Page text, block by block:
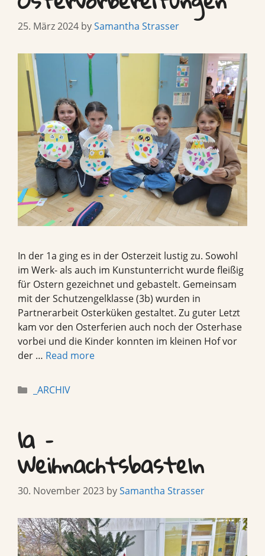
25. März 2024 bySamantha Strasser
In der 1a ging es in der Osterzeit lustig zu. Sowohl
im Werk- als auch im Kunstunterricht wurde fleißig
für Ostern gezeichnet und gebastelt. Gemeinsam
mit der Schutzengelklasse (3b) wurden in
Partnerarbeit Osterküken gestaltet. Zu guter Letzt
kam vor den Osterferien auch noch der Osterhase
vorbei und die Kinder konnten im kleinen Hof vor
der … Read more
Categories
_ARCHIV
1a –
Weihnachtsbasteln
30. November 2023 bySamantha Strasser